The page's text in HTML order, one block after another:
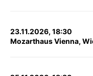
23.11.2026, 18:30
Mozarthaus Vienna,